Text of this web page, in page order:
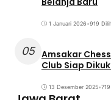
1 Januari 2026•919
05 Amsakar
Club Siap
13 Desember 2025•